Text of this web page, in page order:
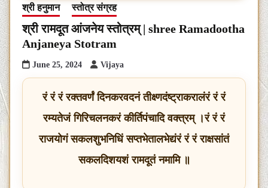
श्री हनुमान स्तोत्र संग्रह
श्री रामदूत आंजनेय स्तोत्रम् | shree Ramadootha
Anjaneya Stotram
June 25, 2024 Vijaya
रं रं रं रक्तवर्णं दिनकरवदनं तीक्ष्णदंष्ट्राकरालंरं रं रं
रम्यतेजं गिरिचलनकरं कीर्तिपंचादि वक्त्रम् ।रं रं रं
राजयोगं सकलशुभनिधिं सप्तभेतालभेद्यंरं रं रं राक्षसांतं
सकलदिशयशं रामदूतं नमामि ॥